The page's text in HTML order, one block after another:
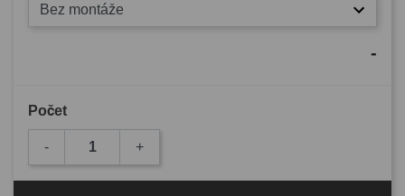
Bez montáže
-
Počet
- +